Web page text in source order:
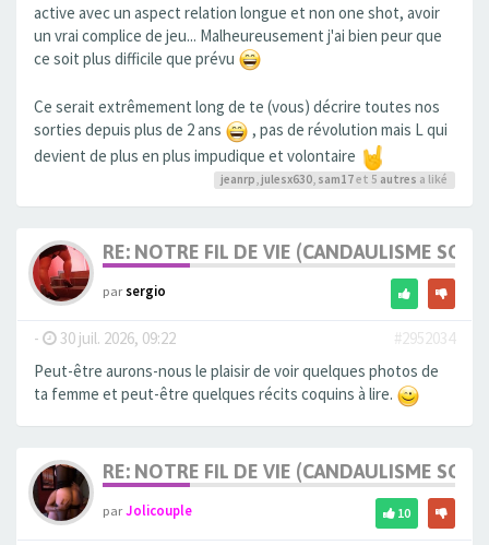
active avec un aspect relation longue et non one shot, avoir
un vrai complice de jeu... Malheureusement j'ai bien peur que
ce soit plus difficile que prévu
Ce serait extrêmement long de te (vous) décrire toutes nos
sorties depuis plus de 2 ans
, pas de révolution mais L qui
devient de plus en plus impudique et volontaire
jeanrp, julesx630, sam17et 5 autres a liké
RE: NOTRE FIL DE VIE (CANDAULISME
parsergio
- 30 juil. 2026, 09:22
#2952034
Peut-être aurons-nous le plaisir de voir quelques photos de
ta femme et peut-être quelques récits coquins à lire.
RE: NOTRE FIL DE VIE (CANDAULISME
parJolicouple 10